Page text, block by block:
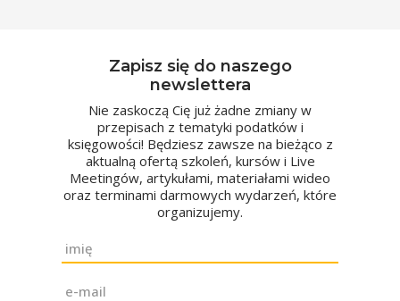
Zapisz się do naszego
newslettera
Nie zaskoczą Cię już żadne zmiany w
przepisach z tematyki podatków i
księgowości! Będziesz zawsze na bieżąco z
aktualną ofertą szkoleń, kursów i Live
Meetingów, artykułami, materiałami wideo
oraz terminami darmowych wydarzeń, które
organizujemy.
Imię
*
Email